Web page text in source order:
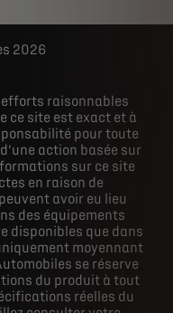
2026
efforts raisonnables
ce site est exact et à
pour toute
action basée sur
sur ce site
en raison de
avoir eu lieu
des équipements
disponibles que dans
moyennant
se réserve
du produit à tout
réelles du